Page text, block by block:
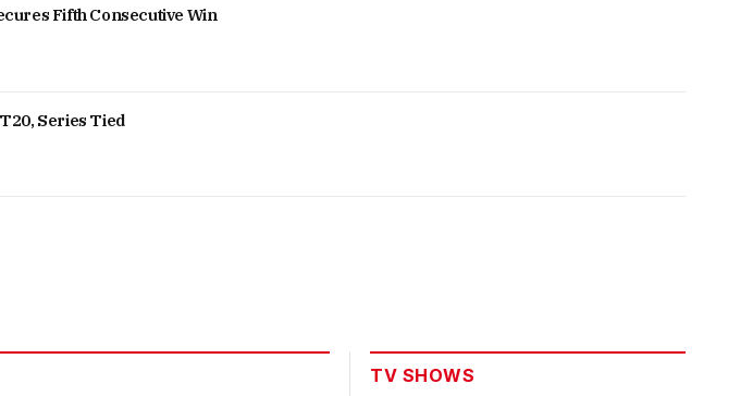
Fifth Consecutive Win
Series Tied
TV SHOWS